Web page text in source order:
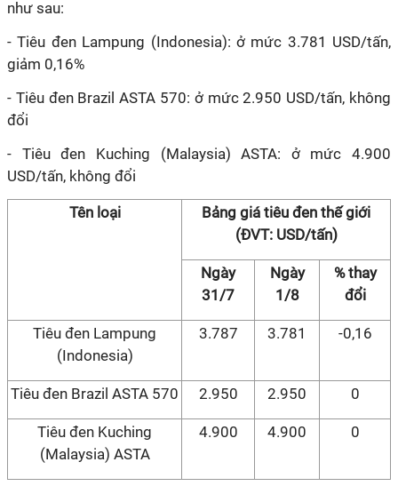
như sau:
- Tiêu đen Lampung (Indonesia): ở mức 3.781 USD/tấn,
giảm 0,16%
- Tiêu đen Brazil ASTA 570: ở mức 2.950 USD/tấn, không
đổi
- Tiêu đen Kuching (Malaysia) ASTA: ở mức 4.900
USD/tấn, không đổi
Tên loại
Bảng giá tiêu đen thế giới
(ĐVT: USD/tấn)
Ngày
31/7
Ngày
1/8
% thay
đổi
Tiêu đen Lampung
(Indonesia)
3.787 3.781 -0,16
Tiêu đen Brazil ASTA 570 2.950 2.950 0
Tiêu đen Kuching
(Malaysia) ASTA
4.900 4.900 0